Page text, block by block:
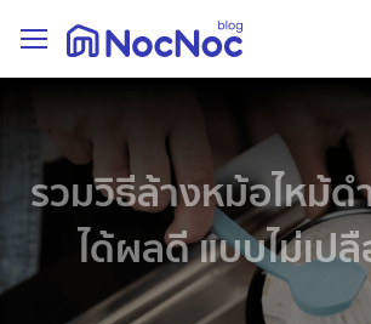
รวมวิธีล้างหม้อไหม้ด
ได้ผลดี แบบไม่เป